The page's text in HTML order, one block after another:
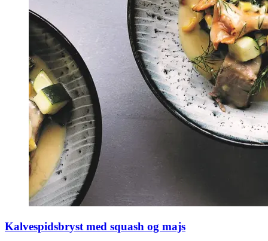
Kalvespidsbryst med squash og majs